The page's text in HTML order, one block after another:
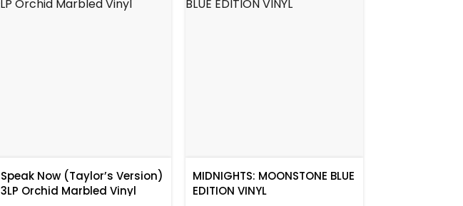
Speak Now (Taylor’s Version)
3LP Orchid Marbled Vinyl
MIDNIGHTS: MOONSTONE BLUE
EDITION VINYL